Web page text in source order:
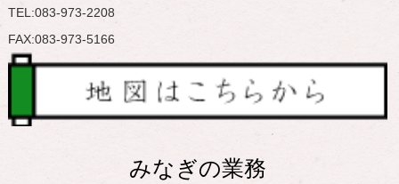
TEL:083-973-2208
FAX:083-973-5166
みなぎの業務